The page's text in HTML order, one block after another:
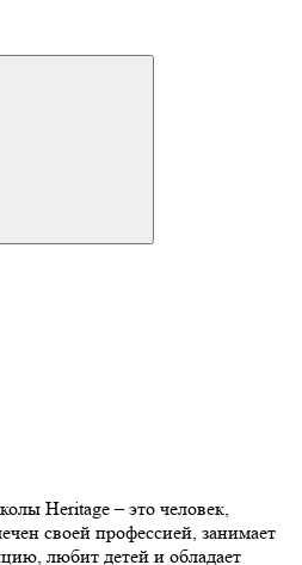
Heritage – это человек,
своей профессией, занимает
любит детей и обладает